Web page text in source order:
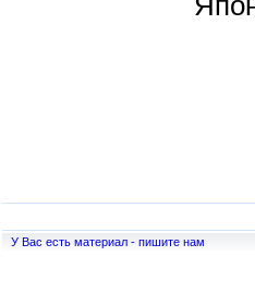
У Вас есть материал - пишите нам